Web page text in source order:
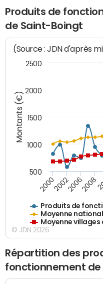
Produits de
de Saint-Boingt
Montants (€)
(Source : JDN d'après
Produits de
Moyenne
Moyenne
2000200220062008
500
1000
1500
2000
2500
© JDN 2026
Répartition des
fonctionnement de